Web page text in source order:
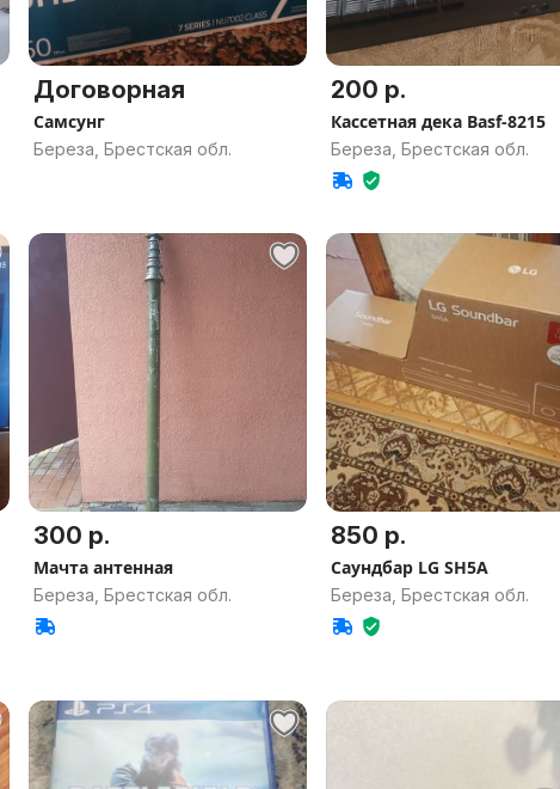
Договорная
Самсунг
Береза, Брестская обл.
200 р.
Кассетная дека Basf-8215
Береза, Брестская обл.
300 р.
Мачта антенная
Береза, Брестская обл.
850 р.
Саундбар LG SH5A
Береза, Брестская обл.